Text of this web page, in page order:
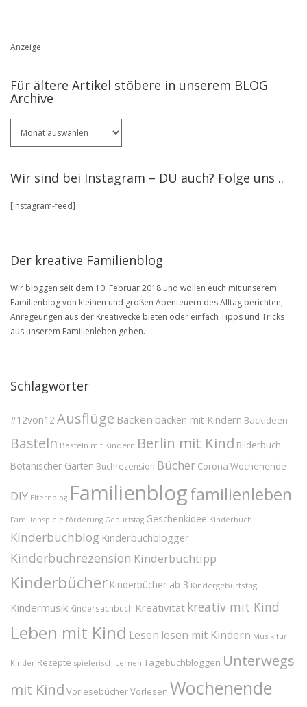
Anzeige
Für ältere Artikel stöbere in unserem BLOG
Archive
ältere
in
BLOG
Wir sind bei Instagram – DU auch? Folge uns ..
[instagram-feed]
Der kreative Familienblog
Wir bloggen seit dem 10. Februar 2018 und wollen euch mit unserem
Familienblog von kleinen und großen Abenteuern des Alltag berichten,
Anregeungen aus der Kreativecke bieten oder einfach Tipps und Tricks
aus unserem Familienleben geben.
Schlagwörter
#12von12 Ausflüge Backen backen mit Kindern Backideen
Basteln Basteln mit Kindern Berlin mit Kind Bilderbuch
Botanischer Garten Buchrezension Bücher Corona Wochenende
DIY Elternblog Familienblogfamilienleben
Familienspiele förderung Geburtstag Geschenkidee Kinderbuch
Kinderbuchblog Kinderbuchblogger
Kinderbuchrezension Kinderbuchtipp
Kinderbücher Kinderbücher ab 3 Kindergeburtstag
Kindermusik Kindersachbuch Kreativität kreativ mit Kind
Leben mit Kind Lesen lesen mit Kindern Musik für
Kinder Rezepte spielerisch Lernen Tagebuchbloggen Unterwegs
mit Kind VorlesebücherVorlesen Wochenende